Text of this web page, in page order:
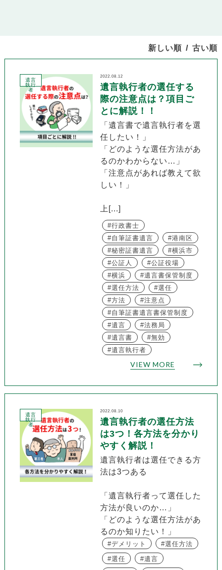
新しい順 古い順
遺言
執行
者
2022.08.12
遺言執行者の選任する
際の注意点は？項目ご
とに解説！！
「遺言書で遺言執行者を選
任したい！」
「どのような選任方法があ
るのかわからない…」
「注意点があれば教えて欲
しい！」
上[...]
行政書士
自筆証書遺言
港南区
秘密証書遺言
横浜市
公証人
公証役場
横浜
遺言書保管制度
選任方法
選任
方法
注意点
自筆証書遺言書保管制度
遺言
法務局
遺言書
無効
遺言執行者
VIEW MORE
遺言
執行
者
2022.08.10
遺言執行者の選任方法
は3つ！各方法を分かり
やすく解説！
遺言執行者は選任できる方
法は3つある
「遺言執行者って選任した
方法が良いのか…」
「どのような選任方法があ
るのか知りたい！」
デメリット
選任方法
選任
遺言